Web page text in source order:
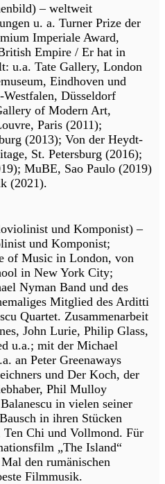
– weltweit
u. a. Turner Prize der
Imperiale Award,
Empire / Er hat in
u.a. Tate Gallery, London
Eindhoven und
Düsseldorf
of Modern Art,
Paris (2011);
(2013); Von der Heydt-
St. Petersburg (2016);
MuBE, Sao Paulo (2019)
(2021).
und Komponist) –
und Komponist;
of Music in London, von
in New York City;
Nyman Band und des
Mitglied des Arditti
Quartet. Zusammenarbeit
John Lurie, Philip Glass,
u.a.; mit der Michael
an Peter Greenaways
und Der Koch, der
Phil Mulloy
in vielen seiner
in ihren Stücken
Chi und Vollmond. Für
„The Island“
den rumänischen
Filmmusik.